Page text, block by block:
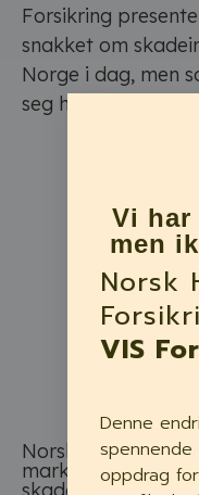
Forsikring
snakket om
Norge i dag, men
seg her i fremtiden.
Norsk Hussopp
markedsledende
Vi har
men
Norsk
VIS
Denne
oppdrag